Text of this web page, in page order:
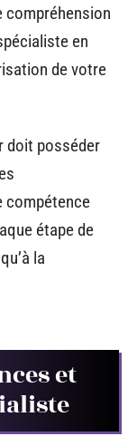
compréhension
en
de votre
doit posséder
compétence
étape de
la
et